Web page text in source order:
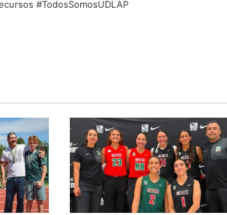
#TodosSomosUDLAP